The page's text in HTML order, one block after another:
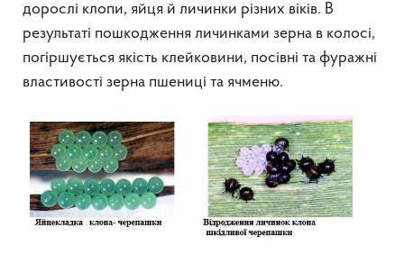
дорослі клопи, яйця й личинки різних віків. В
результаті пошкодження личинками зерна в колосі,
погіршується якість клейковини, посівні та фуражні
властивості зерна пшениці та ячменю.